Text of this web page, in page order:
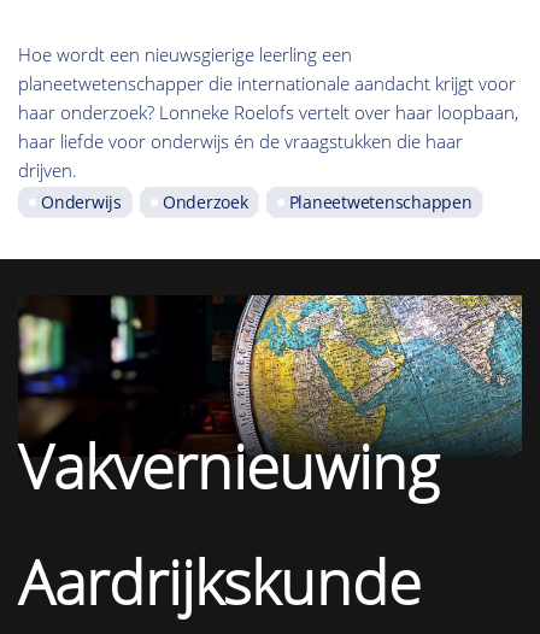
Hoe wordt een nieuwsgierige leerling een
planeetwetenschapper die internationale aandacht krijgt voor
haar onderzoek? Lonneke Roelofs vertelt over haar loopbaan,
haar liefde voor onderwijs én de vraagstukken die haar
drijven.
Onderwijs Onderzoek Planeetwetenschappen
Vakvernieuwing
Aardrijkskunde